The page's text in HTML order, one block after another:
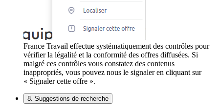
France Travail effectue systématiquement des contrôles pour
vérifier la légalité et la conformité des offres diffusées. Si
malgré ces contrôles vous constatez des contenus
inappropriés, vous pouvez nous le signaler en cliquant sur
« Signaler cette offre ».
8. Suggestions de recherche